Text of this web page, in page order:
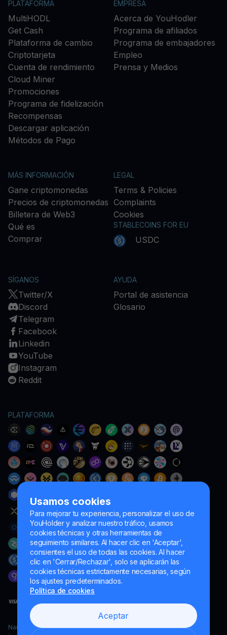
Usamos cookies
Para mejorar tu experiencia, personalizar el uso de
YouHolder y analizar nuestro tráfico, usamos
cookies técnicas y otras herramientas de
seguimiento similares. Al hacer clic en 'Aceptar',
consientes el uso de todas las cookies. Al hacer
clic en 'Cerrar/Rechazar', solo se aplicarán las
cookies técnicas estrictamente necesarias, según
los ajustes predeterminados.
Política de cookies
Aceptar
PLATAFORMA
MultiHODL
Get Cash
Plataforma de cambio
Criptotarjeta
Cuenta de rendimiento
Cloud Miner
Promociones
Programa de fidelización
Recompensas
Descargar aplicación
Métodos de Pago
EMPRESA
Acerca de YouHodler
Programa de afiliados
Programa de embajadores
Empleo
Prensa y Medios
MÁS INFORMACIÓN
Gane criptomonedas
Precios de criptomonedas
Billetera de Web3
Qué es
Comprar
LEGAL
Terms & Policies
Complaints
Cookies
STABLECOINS FOR EU
USDC
SÍGANOS
Twitter/X
Discord
Telegram
Facebook
Linkedin
YouTube
Instagram
Reddit
AYUDA
Portal de asistencia
Glosario
PLATAFORMA
Naumard LTD. – únicamente para fines de desarrollo informático,